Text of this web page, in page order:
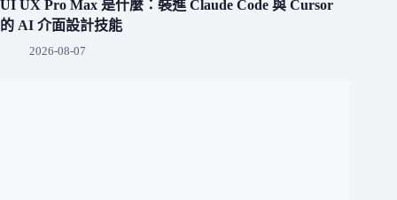
UI UX Pro Max 是什麼：裝進 Claude Code 與 Cursor
的 AI 介面設計技能
2026-08-07